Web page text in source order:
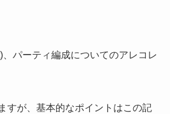
パーティ編成についてのアレコレ
すが、基本的なポイントはこの記